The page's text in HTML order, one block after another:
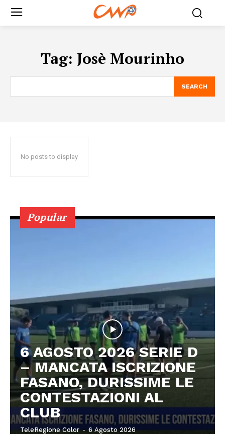
Tag: Josè Mourinho
SEARCH
No posts to display
Popular
6 AGOSTO 2026 SERIE D
– MANCATA ISCRIZIONE
FASANO, DURISSIME LE
CONTESTAZIONI AL
CLUB
TeleRegione Color - 6 Agosto 2026